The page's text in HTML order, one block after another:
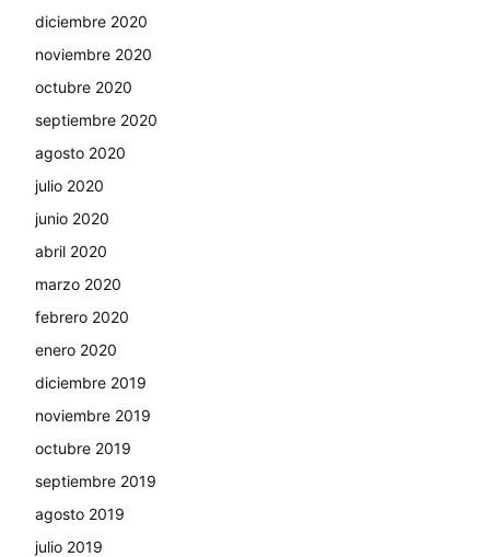
diciembre 2020
noviembre 2020
octubre 2020
septiembre 2020
agosto 2020
julio 2020
junio 2020
abril 2020
marzo 2020
febrero 2020
enero 2020
diciembre 2019
noviembre 2019
octubre 2019
septiembre 2019
agosto 2019
julio 2019